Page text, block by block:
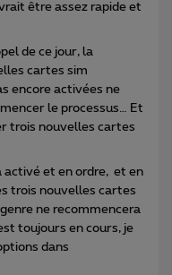
être assez rapide et
de ce jour, la
cartes sim
encore activées ne
le processus… Et
trois nouvelles cartes
activé et en ordre, et en
trois nouvelles cartes
ne recommencera
toujours en cours, je
dans